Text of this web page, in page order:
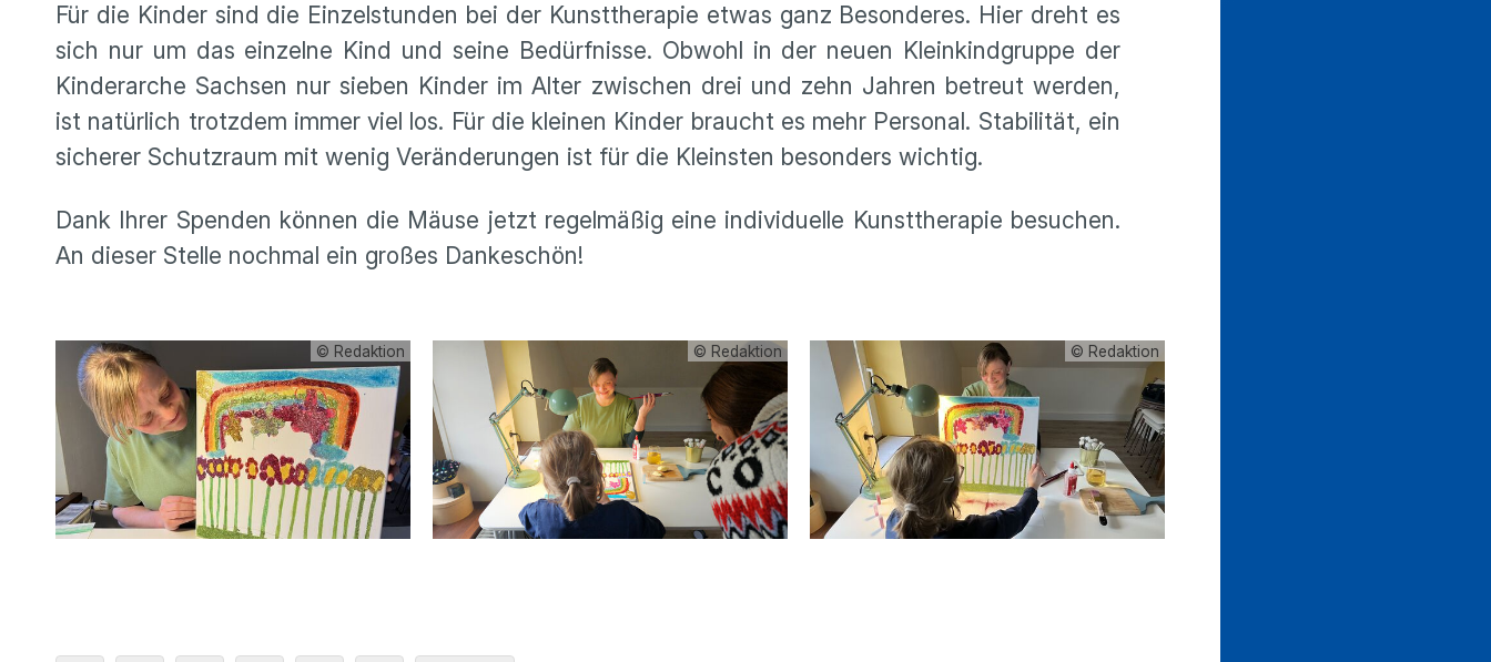
Für die Kinder sind die Einzelstunden bei der Kunsttherapie etwas ganz Besonderes. Hier dreht es
sich nur um das einzelne Kind und seine Bedürfnisse. Obwohl in der neuen Kleinkindgruppe der
Kinderarche Sachsen nur sieben Kinder im Alter zwischen drei und zehn Jahren betreut werden,
ist natürlich trotzdem immer viel los. Für die kleinen Kinder braucht es mehr Personal. Stabilität, ein
sicherer Schutzraum mit wenig Veränderungen ist für die Kleinsten besonders wichtig.
Dank Ihrer Spenden können die Mäuse jetzt regelmäßig eine individuelle Kunsttherapie besuchen.
An dieser Stelle nochmal ein großes Dankeschön!
© Redaktion © Redaktion © Redaktion